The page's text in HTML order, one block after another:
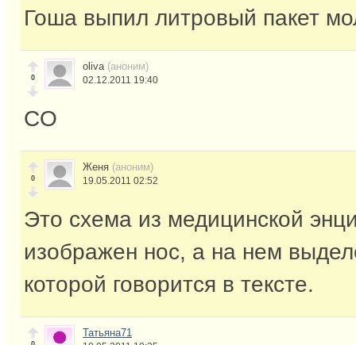
Гоша выпил литровый пакет
0
oliva (аноним)
02.12.2011 19:40
CO
0
Женя (аноним)
19.05.2011 02:52
Это схема из медицинской
изображен нос, а на нем
которой говорится в тексте.
Татьяна71